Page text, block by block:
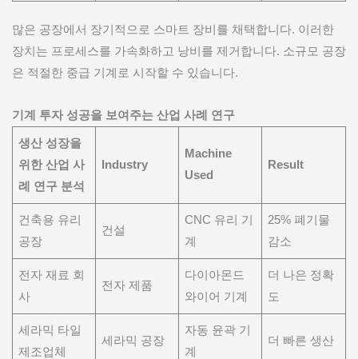
많은 공장에서 장기적으로 스마트 장비를 채택합니다. 이러한
장치는 프로세스를 가속화하고 낭비를 제거합니다. 소규모 공장
은 적절한 중급 기계로 시작할 수 있습니다.
기계 투자 성공을 보여주는 산업 사례 연구
생산 성장을
위한 산업 사
례 연구 분석
Industry
Machine
Used
Result
건축용 유리
공장
건설
CNC 유리 기
계
25% 폐기물
감소
전자 재료 회
사
전자 제품
다이아몬드
와이어 기계
더 나은 정확
도
세라믹 타일
제조업체
세라믹 공장
자동 윤곽 기
계
더 빠른 생산